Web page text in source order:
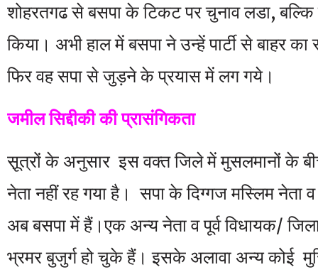
शोहरतगढ से बसपा के टिकट पर चुनाव लडा, बल्कि
किया। अभी हाल में बसपा ने उन्हें पार्टी से बाहर का
फिर वह सपा से जुड़ने के प्रयास में लग गये।
जमील सिद्दीकी की प्रासंगिकता
सू़त्रों के अनुसार इस वक्त जिले में मुसलमानों के
नेता नहीं रह गया है। सपा के दिग्गज मस्लिम नेता
अब बसपा में हैं।एक अन्य नेता व पूर्व विधायक/
भ्रमर बुजुर्ग हो चुके हैं। इसके अलावा अन्य कोई